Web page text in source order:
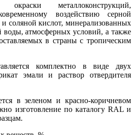
металлоконструкций,
воздействию серной
соляной кислот, минерализованных
воды, атмосферных условий, а также
в страны с тропическим
комплектно в виде двух
эмали и раствор отвердителя
в зеленом и красно-коричневом
изготовление по каталогу RAL и